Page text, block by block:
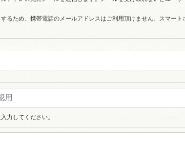
るため、携帯電話のメールアドレスはご利用頂けません。スマー
力してください。